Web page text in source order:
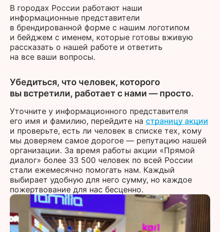
В городах России работают наши
информационные представители
в брендированной форме с нашим логотипом
и бейджем с именем, которые готовы вживую
рассказать о нашей работе и ответить
на все ваши вопросы.
Убедиться, что человек, которого
вы встретили, работает с нами — просто.
Уточните у информационного представителя
его имя и фамилию, перейдите на страницу акции
и проверьте, есть ли человек в списке тех, кому
мы доверяем самое дорогое — репутацию нашей
организации. За время работы акции «Прямой
диалог» более 33 500 человек по всей России
стали ежемесячно помогать нам. Каждый
выбирает удобную для него сумму, но каждое
пожертвование для нас бесценно.